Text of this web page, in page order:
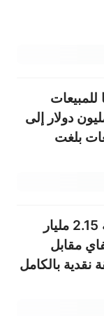
المالية 2026 من 189-198 مليون دولار إلى
بلغت
أعلنت شركة نيلسن عن صفقة بقيمة 2.15 مليار
مقابل